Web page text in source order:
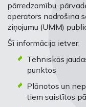
pārredzamību,
operators nodrošina
ziņojumu (UMM)
Šī informācija ietver:
Tehniskās
punktos
Plānotos un
tiem saistītos